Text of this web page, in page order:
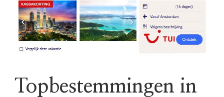
Topbestemmingen in